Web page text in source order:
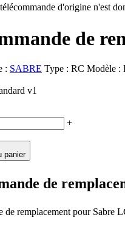
d'origine n'est
de
: SABRE Type : RC Modèle :
v1
+
panier
de
de remplacement pourSabre